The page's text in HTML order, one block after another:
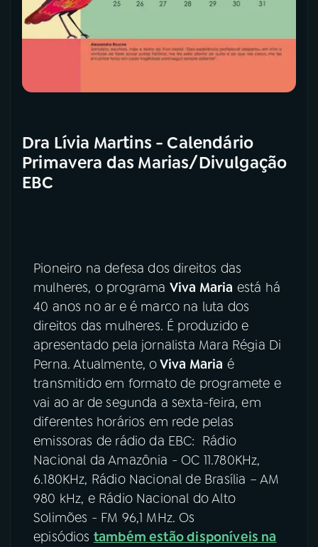
Dra Lívia Martins - Calendário
Primavera das Marias/Divulgação
EBC
Pioneiro na defesa dos direitos das
mulheres, o programa Viva Maria está há
40 anos no ar e é marco na luta dos
direitos das mulheres. É produzido e
apresentado pela jornalista Mara Régia Di
Perna. Atualmente, oViva Maria é
transmitido em formato de programete e
vai ao ar de segunda a sexta-feira, em
diferentes horários em rede pelas
emissoras de rádio da EBC: Rádio
Nacional da Amazônia - OC 11.780KHz,
6.180KHz, Rádio Nacional de Brasília – AM
980 kHz, e Rádio Nacional do Alto
Solimões - FM 96,1 MHz. Os
episódios também estão disponíveis na